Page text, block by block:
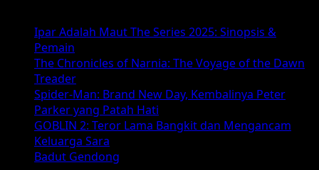
Kenapa
La
Tetap
Menjadi
Film
Romantis
Terbaik
Ipar Adalah Maut The Series 2025: Sinopsis &
Pemain
The Chronicles of Narnia: The Voyage of the Dawn
Treader
Spider-Man: Brand New Day, Kembalinya Peter
Parker yang Patah Hati
GOBLIN 2: Teror Lama Bangkit dan Mengancam
Keluarga Sara
Badut Gendong